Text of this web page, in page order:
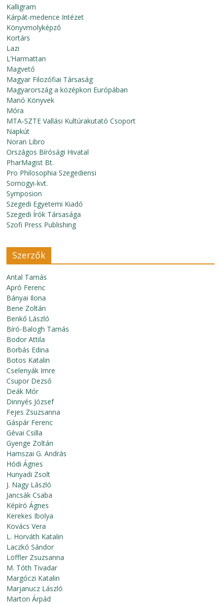
Kalligram
Kárpát-medence Intézet
Könyvmolyképző
Kortárs
Lazi
L’Harmattan
Magvető
Magyar Filozófiai Társaság
Magyarország a középkori Európában
Manó Könyvek
Móra
MTA-SZTE Vallási Kultúrakutató Csoport
Napkút
Noran Libro
Országos Bírósági Hivatal
PharMagist Bt.
Pro Philosophia Szegediensi
Somogyi-kvt.
Symposion
Szegedi Egyetemi Kiadó
Szegedi Írók Társasága
Szofi Press Publishing
Szerzők
Antal Tamás
Apró Ferenc
Bányai Ilona
Bene Zoltán
Benkő László
Bíró-Balogh Tamás
Bodor Attila
Borbás Edina
Botos Katalin
Cselenyák Imre
Csupor Dezső
Deák Mór
Dinnyés József
Fejes Zsuzsanna
Gáspár Ferenc
Gévai Csilla
Gyenge Zoltán
Hamszai G. András
Hódi Ágnes
Hunyadi Zsolt
J. Nagy László
Jancsák Csaba
Képíró Ágnes
Kerekes Ibolya
Kovács Vera
L. Horváth Katalin
Laczkó Sándor
Löffler Zsuzsanna
M. Tóth Tivadar
Margóczi Katalin
Marjanucz László
Marton Árpád